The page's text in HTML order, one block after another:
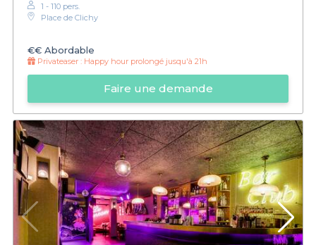
1 - 110 pers.
Place de Clichy
€€ Abordable
Privateaser : Happy hour prolongé jusqu'à 21h
Faire une demande